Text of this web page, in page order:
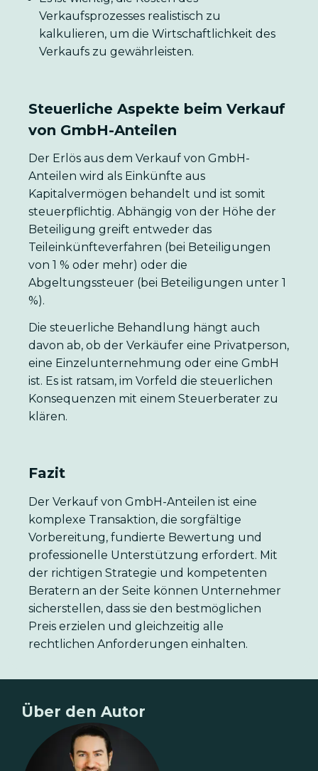
Verkaufsprozesses realistisch zu
kalkulieren, um die Wirtschaftlichkeit des
Verkaufs zu gewährleisten.
Steuerliche Aspekte beim Verkauf
von GmbH-Anteilen
Der Erlös aus dem Verkauf von GmbH-
Anteilen wird als Einkünfte aus
Kapitalvermögen behandelt und ist somit
steuerpflichtig. Abhängig von der Höhe der
Beteiligung greift entweder das
Teileinkünfteverfahren (bei Beteiligungen
von 1 % oder mehr) oder die
Abgeltungssteuer (bei Beteiligungen unter 1
%).
Die steuerliche Behandlung hängt auch
davon ab, ob der Verkäufer eine Privatperson,
eine Einzelunternehmung oder eine GmbH
ist. Es ist ratsam, im Vorfeld die steuerlichen
Konsequenzen mit einem Steuerberater zu
klären.
Fazit
Der Verkauf von GmbH-Anteilen ist eine
komplexe Transaktion, die sorgfältige
Vorbereitung, fundierte Bewertung und
professionelle Unterstützung erfordert. Mit
der richtigen Strategie und kompetenten
Beratern an der Seite können Unternehmer
sicherstellen, dass sie den bestmöglichen
Preis erzielen und gleichzeitig alle
rechtlichen Anforderungen einhalten.
Über den Autor